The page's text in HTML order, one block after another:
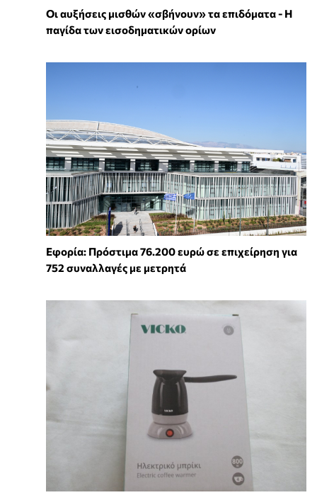
Οι αυξήσεις μισθών «σβήνουν» τα επιδόματα - Η
παγίδα των εισοδηματικών ορίων
Εφορία: Πρόστιμα 76.200 ευρώ σε επιχείρηση για
752 συναλλαγές με μετρητά